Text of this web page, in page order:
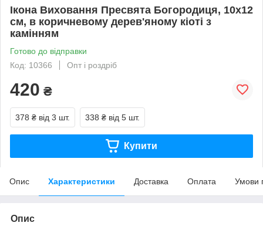
Ікона Виховання Пресвята Богородиця, 10х12
см, в коричневому дерев'яному кіоті з
камінням
Готово до відправки
Код: 10366
Опт і роздріб
420 ₴
378 ₴ від 3 шт. 338 ₴ від 5 шт.
Купити
Опис Характеристики Доставка Оплата Умови
Опис